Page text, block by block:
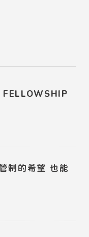
制的希望 也能